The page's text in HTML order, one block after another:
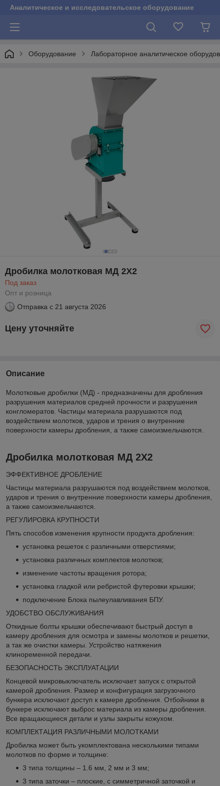
Аналитическое и исследовательское оборудование
Оборудование Лабораторное аналитическое
Дробилка молотковая МД 2Х2
Под заказ
Опт и розница
Отправка с 21 августа 2026
Цену уточняйте
Описание
Молотковые дробилки (МД) - предназначены для дробления
разрушения материалов средней прочности и разрушения
конгломератов. Частицы материала разрушаются под
воздействием молотков, ударов и трения о внутренние
поверхности камеры дробления, а также самоизмельчаются.
Дробилка молотковая МД 2Х2
ЭФФЕКТИВНОЕ ДРОБЛЕНИЕ
Частицы материала разрушаются под воздействием молотков,
ударов и трения о внутренние поверхности камеры дробления,
а также самоизмельчаются.
РЕГУЛИРОВКА КРУПНОСТИ
Пять способов изменения крупности продукта дробления:
установка решеток с различными отверстиями;
установка различных комплектов молотков;
изменение частоты вращения ротора;
установка гладкой или ребристой футеровки крышки;
подключение Блока пылеулавливания БПУ.
УДОБСТВО ОБСЛУЖИВАНИЯ
Откидные болты крышки обеспечивают быстрый доступ в
камеру дробления для осмотра и замены молотков и решетки,
а так же очистки камеры. Устройство натяжения
клиноременной передачи.
БЕЗОПАСНОСТЬ ЭКСПЛУАТАЦИИ
Концевой микровыключатель исключает запуск с открытой
камерой дробления. Размер и конфигурация загрузочного
бункера исключают доступ к камере дробления. Отбойники в
бункере исключают выброс материала из камеры дробления.
Все вращающиеся детали и узлы закрыты кожухом.
КОМПЛЕКТАЦИЯ РАЗЛИЧНЫМИ МОЛОТКАМИ
Дробилка может быть укомплектована несколькими типами
молотков по форме и толщине:
3 типа толщины – 1.6 мм, 2 мм и 3 мм;
3 типа заточки – плоские, с симметричной заточкой и